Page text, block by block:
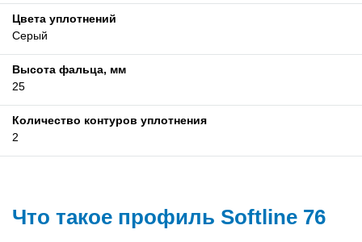
Цвета уплотнений
Серый
Высота фальца, мм
25
Количество контуров уплотнения
2
Что такое профиль Softline 76